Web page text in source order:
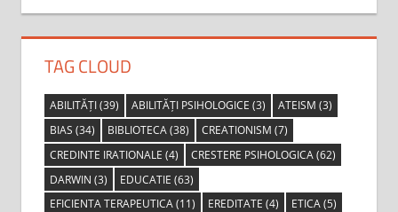
TAG CLOUD
ABILITĂȚI(39) ABILITĂȚI PSIHOLOGICE (3) ATEISM (3)
BIAS (34) BIBLIOTECA(38) CREATIONISM (7)
CREDINTE IRATIONALE (4) CRESTERE PSIHOLOGICA(62)
DARWIN (3) EDUCATIE (63)
EFICIENTA TERAPEUTICA(11) EREDITATE (4) ETICA(5)